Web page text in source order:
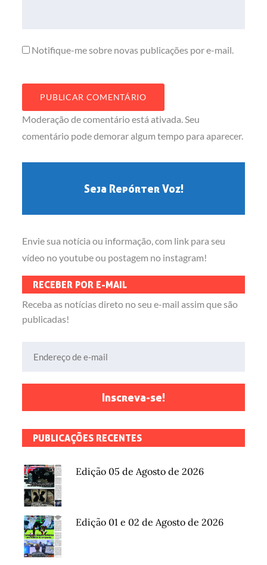
Notifique-me sobre novas publicações por e-mail.
Moderação de comentário está ativada. Seu
comentário pode demorar algum tempo para aparecer.
Seja Repórter Voz!
Envie sua notícia ou informação, com link para seu
vídeo no youtube ou postagem no instagram!
RECEBER POR E-MAIL
Receba as notícias direto no seu e-mail assim que são
publicadas!
Inscreva-se!
PUBLICAÇÕES RECENTES
Edição 05 de Agosto de 2026
Edição 01 e 02 de Agosto de 2026